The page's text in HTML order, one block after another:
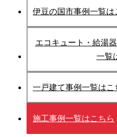
伊豆の国市事例一覧は
エコキュート・給湯
一覧
一戸建て事例一覧はこ
施工事例一覧はこちら